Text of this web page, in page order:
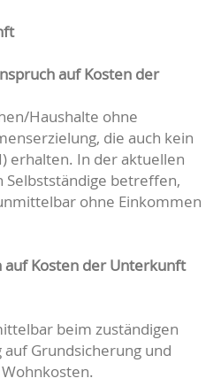
auf Kosten der
Haushalte ohne
die auch kein
erhalten. In der aktuellen
Selbstständige betreffen,
ohne Einkommen
Kosten der Unterkunft
beim zuständigen
Grundsicherung und